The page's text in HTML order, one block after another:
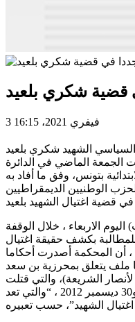
قضية شكري بلعيد
3 فيفري 2021، 16:15
الشهيد شكري بلعيد
الجمعة الماضي في الدائرة
بتونس، وفق ما أفاد به
الوطنيين الديمقراطيين
الاربعاء ، خلال الوقفة
للمطالبة بكشف حقيقة اغتيال
بلعيد الذي استشهد يوم 6 فيفري 2013 ، أن المحكمة أصدرت أحكاما
ملف يتعلق بمحرزية بن سعد
الشريعة)، والتي قتلت
بمنزلها خلال عملية أمنية بين 29 و30 ديسمبر 2012 ، “والتي تعد